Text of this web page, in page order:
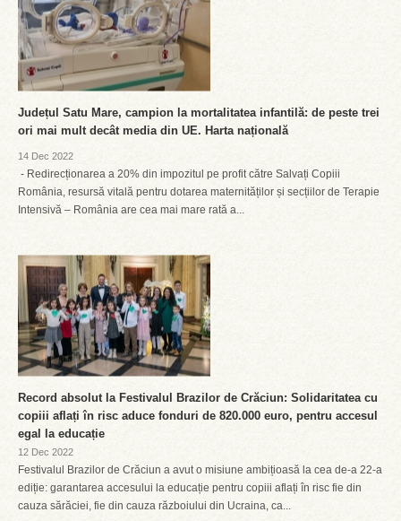
Județul Satu Mare, campion la mortalitatea infantilă: de peste trei
ori mai mult decât media din UE. Harta națională
14 Dec 2022
- Redirecționarea a 20% din impozitul pe profit către Salvați Copiii
România, resursă vitală pentru dotarea maternităților și secțiilor de Terapie
Intensivă – România are cea mai mare rată a...
Record absolut la Festivalul Brazilor de Crăciun: Solidaritatea cu
copiii aflați în risc aduce fonduri de 820.000 euro, pentru accesul
egal la educație
12 Dec 2022
Festivalul Brazilor de Crăciun a avut o misiune ambițioasă la cea de-a 22-a
ediție: garantarea accesului la educație pentru copiii aflați în risc fie din
cauza sărăciei, fie din cauza războiului din Ucraina, ca...